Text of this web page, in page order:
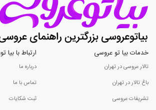
خدمات بیا تو عروسی
تالار عروسی در تهران
باغ تالار در تهران
تشریفات عروسی
ارتباط با بیا
درباره ما
تماس با ما
ثبت شکایات